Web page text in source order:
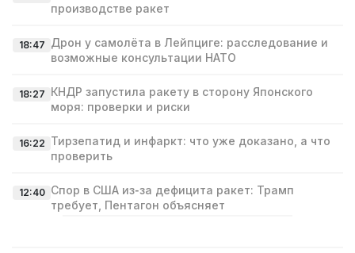
производстве ракет
18:47 Дрон у самолёта в Лейпциге: расследование и
возможные консультации НАТО
18:27 КНДР запустила ракету в сторону Японского
моря: проверки и риски
16:22 Тирзепатид и инфаркт: что уже доказано, а что
проверить
12:40 Спор в США из‑за дефицита ракет: Трамп
требует, Пентагон объясняет